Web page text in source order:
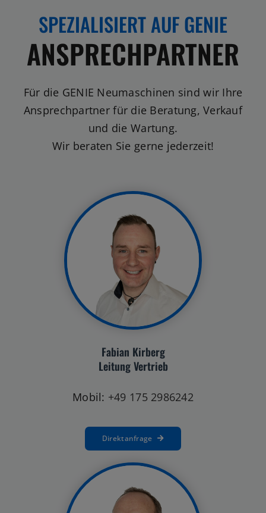
SPEZIALISIERT AUF GENIE
ANSPRECHPARTNER
Für die GENIE Neumaschinen sind wir Ihre
Ansprechpartner für die Beratung, Verkauf
und die Wartung.
Wir beraten Sie gerne jederzeit!
Fabian Kirberg
Leitung Vertrieb
Mobil: +49 175 2986242
Direktanfrage